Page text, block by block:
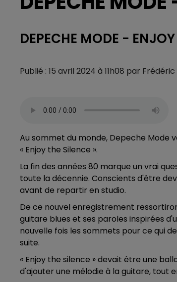
DEPECHE MODE - ENJOY
Publié : 15 avril 2024 à 11h08 par Frédéric
Au sommet du monde, Depeche Mode
« Enjoy the Silence ».
La fin des années 80 marque un vrai
toute la décennie. Conscients d'être
avant de repartir en studio.
De ce nouvel enregistrement
guitare blues et ses paroles inspirées
nouvelle fois les sommets pour ce qui
suite.
« Enjoy the silence » devait être une
d'ajouter une mélodie à la guitare, tout